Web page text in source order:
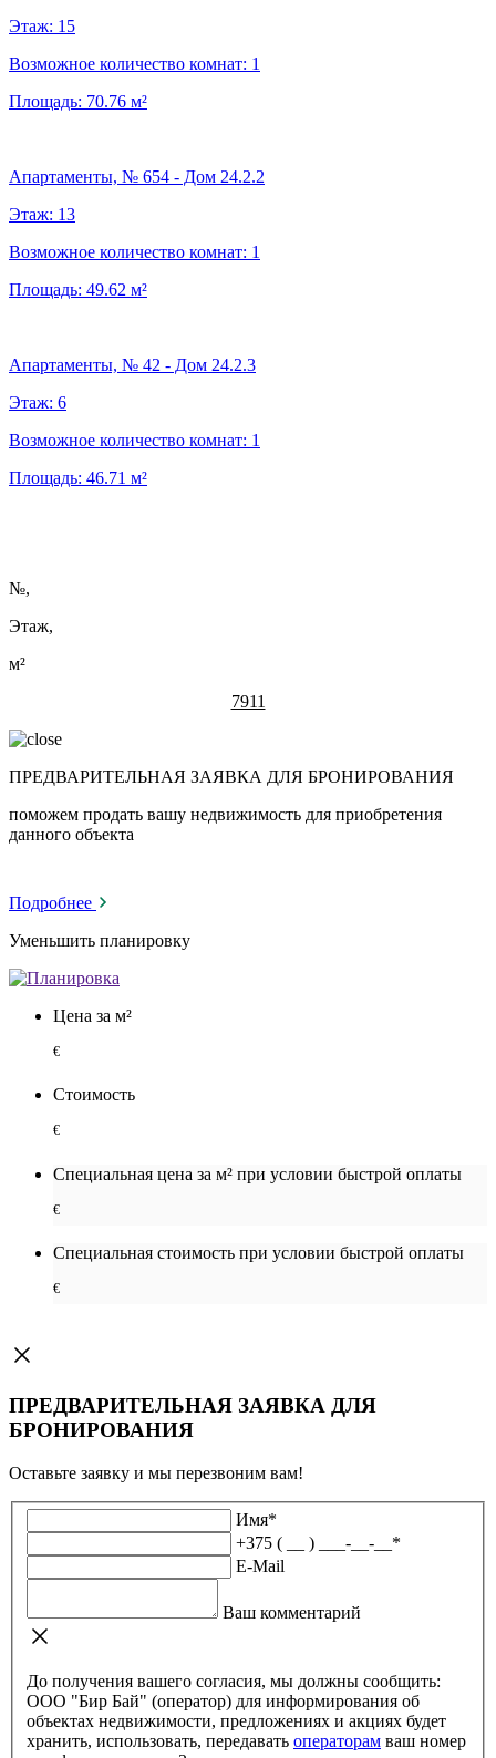
Этаж: 15
Возможное количество комнат: 1
Площадь: 70.76 м²
Апартаменты, № 654 - Дом 24.2.2
Этаж: 13
Возможное количество комнат: 1
Площадь: 49.62 м²
Апартаменты, № 42 - Дом 24.2.3
Этаж: 6
Возможное количество комнат: 1
Площадь: 46.71 м²
№,
Этаж,
м²
7911
ПРЕДВАРИТЕЛЬНАЯ ЗАЯВКА ДЛЯ БРОНИРОВАНИЯ
поможем продать вашу недвижимость для приобретения
данного объекта
Подробнее
Уменьшить планировку
Цена за м²
€
Стоимость
€
Специальная цена за м² при условии быстрой оплаты
€
Специальная cтоимость при условии быстрой оплаты
€
ПРЕДВАРИТЕЛЬНАЯ ЗАЯВКА ДЛЯ
БРОНИРОВАНИЯ
Оставьте заявку и мы перезвоним вам!
Имя*
+375 ( __ ) ___-__-__ *
E-Mail
Ваш комментарий
До получения вашего согласия, мы должны сообщить:
ООО "Бир Бай" (оператор) для информирования об
объектах недвижимости, предложениях и акциях будет
хранить, использовать, передавать операторам